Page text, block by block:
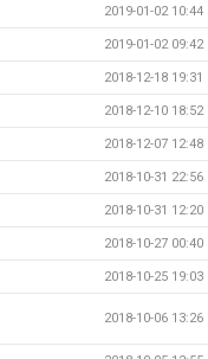
2019-01-02 10:44
2019-01-02 09:42
2018-12-18 19:31
2018-12-10 18:52
2018-12-07 12:48
2018-10-31 22:56
2018-10-31 12:20
2018-10-27 00:40
2018-10-25 19:03
2018-10-06 13:26